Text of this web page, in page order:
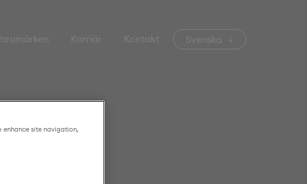
Karriär Kontakt Svenska
enhance site navigation,